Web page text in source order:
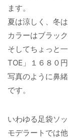
ます。
夏は涼しく、冬
カラーはブラッ
そしてちょっと
TOE」１６８０円
写真のように鼻
です。
いわゆる足袋ソ
モデラートでは